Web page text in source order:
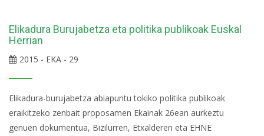
Elikadura Burujabetza eta politika publikoak Euskal
Herrian
2015 - EKA - 29
Elikadura-burujabetza abiapuntu tokiko politika publikoak
eraikitzeko zenbait proposamen Ekainak 26ean aurkeztu
genuen dokumentua, Bizilurren, Etxalderen eta EHNE